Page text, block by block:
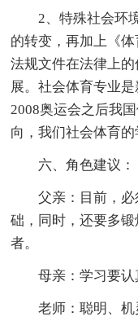
2、特殊社会环
的转变，再加上《
法规文件在法律上
展。社会体育专业
2008奥运会之后我
向，我们社会体育的
六、角色建议：
父亲：目前，
础，同时，还要多
者。
母亲：学习要认
老师：聪明、机